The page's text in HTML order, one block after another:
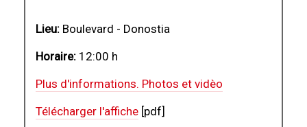
Lieu: Boulevard - Donostia
Horaire: 12:00 h
Plus d'informations. Photos et vidèo
Télécharger l'affiche [pdf]